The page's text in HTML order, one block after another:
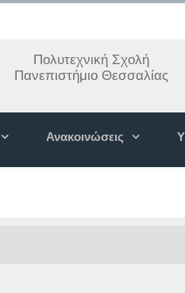
Πολυτεχνική Σχολή
Πανεπιστήμιο Θεσσαλίας
Ανακοινώσεις